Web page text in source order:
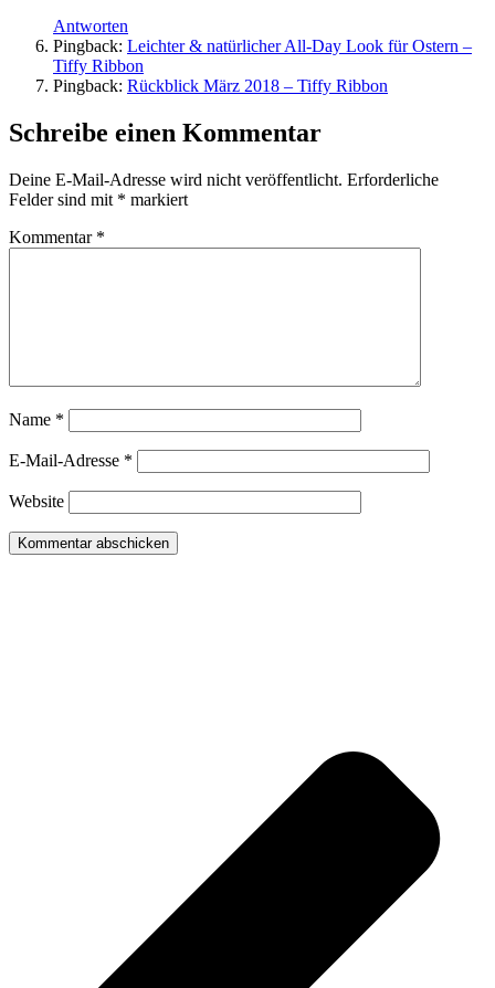
Antworten
Pingback: Leichter & natürlicher All-Day Look für Ostern –
Tiffy Ribbon
Pingback: Rückblick März 2018 – Tiffy Ribbon
Schreibe einen Kommentar
Deine E-Mail-Adresse wird nicht veröffentlicht. Erforderliche
Felder sind mit * markiert
Kommentar *
Name *
E-Mail-Adresse *
Website